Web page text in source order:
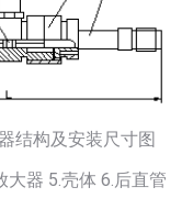
结构及安装尺寸图
大器 5.壳体 6.后直管